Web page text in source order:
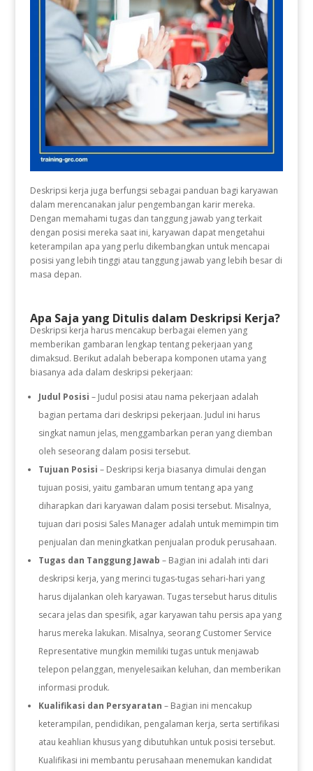
Deskripsi kerja juga berfungsi sebagai panduan bagi karyawan
dalam merencanakan jalur pengembangan karir mereka.
Dengan memahami tugas dan tanggung jawab yang terkait
dengan posisi mereka saat ini, karyawan dapat mengetahui
keterampilan apa yang perlu dikembangkan untuk mencapai
posisi yang lebih tinggi atau tanggung jawab yang lebih besar di
masa depan.
Apa Saja yang Ditulis dalam Deskripsi Kerja?
Deskripsi kerja harus mencakup berbagai elemen yang
memberikan gambaran lengkap tentang pekerjaan yang
dimaksud. Berikut adalah beberapa komponen utama yang
biasanya ada dalam deskripsi pekerjaan:
Judul Posisi – Judul posisi atau nama pekerjaan adalah
bagian pertama dari deskripsi pekerjaan. Judul ini harus
singkat namun jelas, menggambarkan peran yang diemban
oleh seseorang dalam posisi tersebut.
Tujuan Posisi – Deskripsi kerja biasanya dimulai dengan
tujuan posisi, yaitu gambaran umum tentang apa yang
diharapkan dari karyawan dalam posisi tersebut. Misalnya,
tujuan dari posisi Sales Manager adalah untuk memimpin tim
penjualan dan meningkatkan penjualan produk perusahaan.
Tugas dan Tanggung Jawab – Bagian ini adalah inti dari
deskripsi kerja, yang merinci tugas-tugas sehari-hari yang
harus dijalankan oleh karyawan. Tugas tersebut harus ditulis
secara jelas dan spesifik, agar karyawan tahu persis apa yang
harus mereka lakukan. Misalnya, seorang Customer Service
Representative mungkin memiliki tugas untuk menjawab
telepon pelanggan, menyelesaikan keluhan, dan memberikan
informasi produk.
Kualifikasi dan Persyaratan – Bagian ini mencakup
keterampilan, pendidikan, pengalaman kerja, serta sertifikasi
atau keahlian khusus yang dibutuhkan untuk posisi tersebut.
Kualifikasi ini membantu perusahaan menemukan kandidat